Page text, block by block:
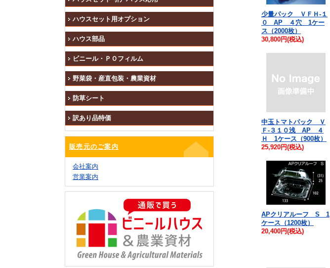
ハウスセット用オプション
ハウス部品
ビニール・ＰＯフィルム
野菜袋・産直包装・農業資材
防草シート
訳あり品特価
販売元のご案内
会社案内
営業案内
少量パック ＶＦＨ-１
０ AP ４穴 1ケー
ス（2000枚）
30,800円(税込)
中玉トマトパック Ｖ
Ｆ-３１０浅 AP ４
Ｈ 1ケース（900枚）
25,920円(税込)
APクリアルーフ S 1
ケース（1200枚）
20,400円(税込)